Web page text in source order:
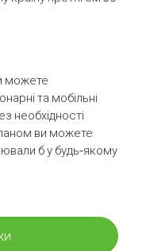
можете
та мобільні
необхідності
ви можете
б у будь-якому